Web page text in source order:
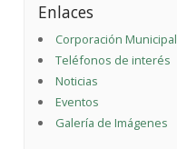
Enlaces
Corporación Municipal
Teléfonos de interés
Noticias
Eventos
Galería de Imágenes